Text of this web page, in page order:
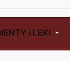
i LEKI